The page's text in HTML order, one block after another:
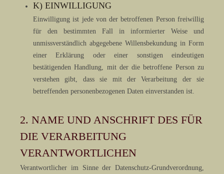
K) EINWILLIGUNG
Einwilligung ist jede von der betroffenen Person freiwillig
für den bestimmten Fall in informierter Weise und
unmissverständlich abgegebene Willensbekundung in Form
einer Erklärung oder einer sonstigen eindeutigen
bestätigenden Handlung, mit der die betroffene Person zu
verstehen gibt, dass sie mit der Verarbeitung der sie
betreffenden personenbezogenen Daten einverstanden ist.
2. NAME UND ANSCHRIFT DES FÜR
DIE VERARBEITUNG
VERANTWORTLICHEN
Verantwortlicher im Sinne der Datenschutz-Grundverordnung,